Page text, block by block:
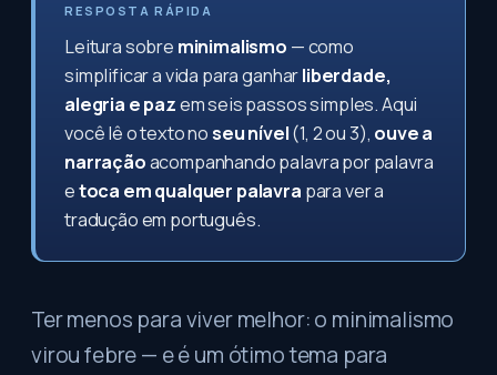
RESPOSTA RÁPIDA
Leitura sobre minimalismo — como
simplificar a vida para ganharliberdade,
alegria e pazem seis passos simples. Aqui
você lê o texto noseu nível(1, 2 ou 3), ouve a
narraçãoacompanhando palavra por palavra
etoca em qualquer palavra para ver a
tradução em português.
Ter menos para viver melhor: o minimalismo
virou febre — e é um ótimo tema para